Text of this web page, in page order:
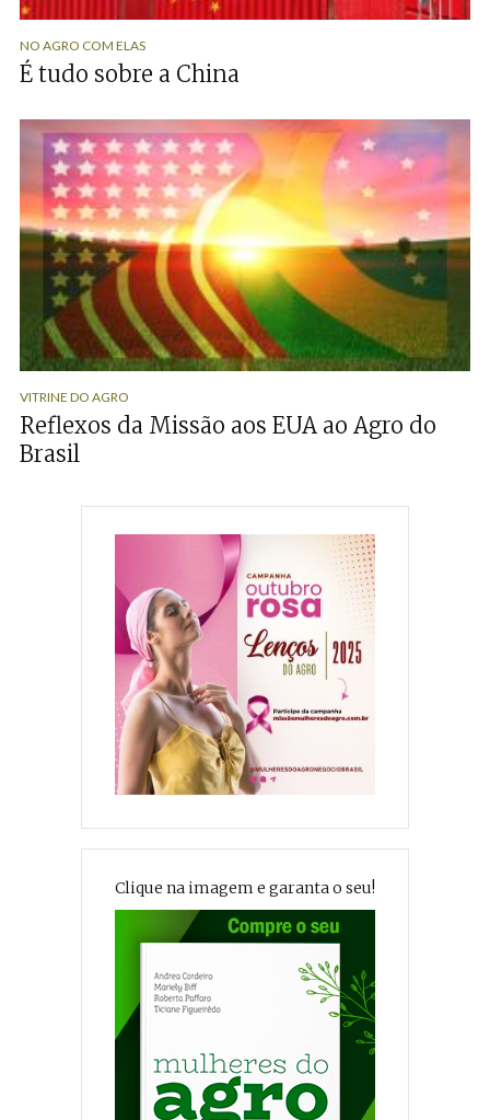
NO AGRO COM ELAS
É tudo sobre a China
VITRINE DO AGRO
Reflexos da Missão aos EUA ao Agro do
Brasil
Clique na imagem e garanta o seu!